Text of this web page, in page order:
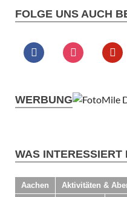
FOLGE UNS AUCH
WERBUNG
WAS INTERESSIERT
Aachen Aktivitäten &